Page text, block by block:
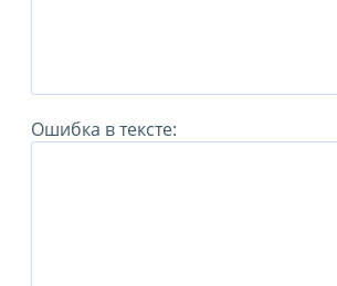
Ошибка в тексте: